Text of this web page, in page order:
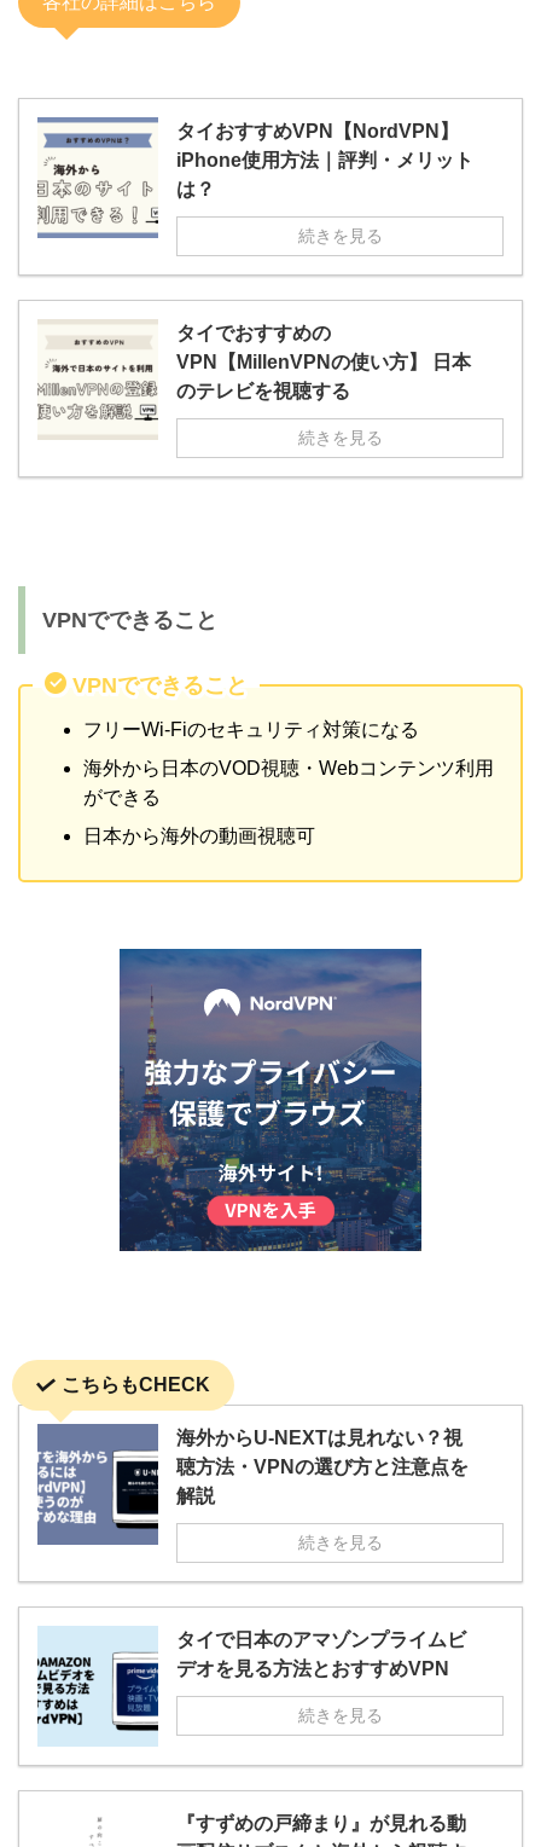
タイおすすめVPN【NordVPN】
iPhone使用方法｜評判・メリット
は？
続きを見る
タイでおすすめの
VPN【MillenVPNの使い方】 日本
のテレビを視聴する
続きを見る
VPNでできること
VPNでできること
フリーWi-Fiのセキュリティ対策になる
海外から日本のVOD視聴・Webコンテンツ利用
ができる
日本から海外の動画視聴可
こちらもCHECK
海外からU-NEXTは見れない？視
聴方法・VPNの選び方と注意点を
解説
続きを見る
タイで日本のアマゾンプライムビ
デオを見る方法とおすすめVPN
続きを見る
『すずめの戸締まり』が見れる動